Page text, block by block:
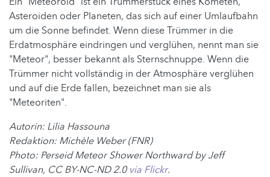
Asteroiden oder Planeten, das sich auf einer Umlaufbahn
um die Sonne befindet. Wenn diese Trümmer in die
Erdatmosphäre eindringen und verglühen, nennt man sie
"Meteor", besser bekannt als Sternschnuppe. Wenn die
Trümmer nicht vollständig in der Atmosphäre verglühen
und auf die Erde fallen, bezeichnet man sie als
"Meteoriten".
Autorin: Lilia Hassouna
Redaktion: Michèle Weber (FNR)
Photo: Perseid Meteor Shower Northward by Jeff
Sullivan, CC BY-NC-ND 2.0via Flickr.